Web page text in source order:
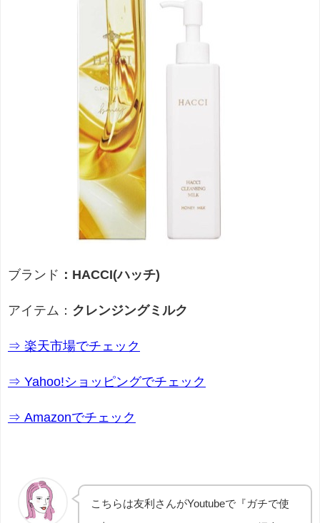
ブランド ：HACCI(ハッチ)
アイテム： クレンジングミルク
⇒ 楽天市場でチェック
⇒ Yahoo!ショッピングでチェック
⇒ Amazonでチェック
こちらは友利さんがYoutubeで『ガチで使